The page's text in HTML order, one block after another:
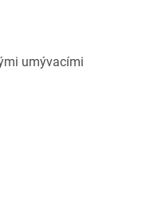
umývacími